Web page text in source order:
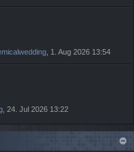
, 1. Aug 2026 13:54
, 24. Jul 2026 13:22